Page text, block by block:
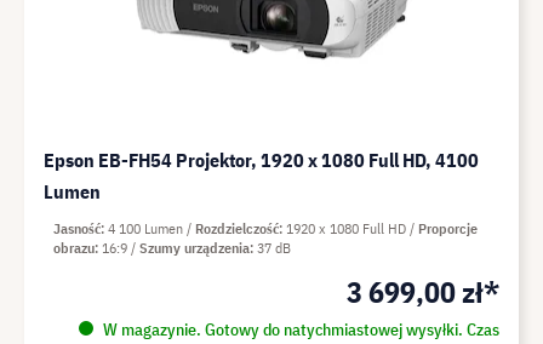
Epson EB-FH54 Projektor, 1920 x 1080 Full HD, 4100
Lumen
3 699,00 zł*
W magazynie. Gotowy do natychmiastowej wysyłki. Czas
Jasność 4 100 Lumen Rozdzielczość 1920 x 1080 Full HD
Proporcje
obrazu 16:9 Szumy urządzenia 37 dB